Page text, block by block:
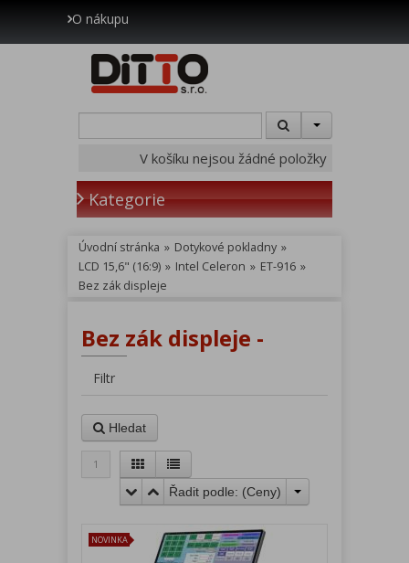
O nákupu
V košíku nejsou žádné položky
Kategorie
Úvodní stránka » Dotykové pokladny »
LCD 15,6" (16:9) » Intel Celeron » ET-916 »
Bez zák displeje
Bez zák displeje -
Filtr
Hledat
1
Řadit podle: (Ceny)
NOVINKA